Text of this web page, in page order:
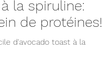
la spiruline:
de protéines!
d'avocado toast à la